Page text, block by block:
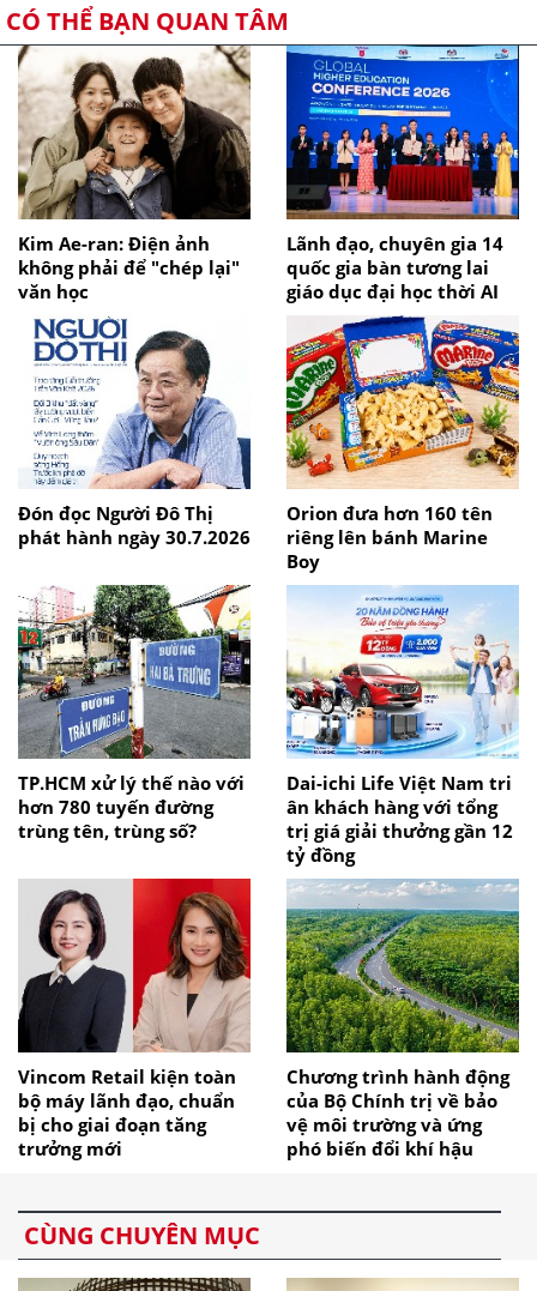
CÓ THỂ BẠN QUAN TÂM
Kim Ae-ran: Điện ảnh
không phải để "chép lại"
văn học
Lãnh đạo, chuyên gia 14
quốc gia bàn tương lai
giáo dục đại học thời AI
Đón đọc Người Đô Thị
phát hành ngày 30.7.2026
Orion đưa hơn 160 tên
riêng lên bánh Marine
Boy
TP.HCM xử lý thế nào với
hơn 780 tuyến đường
trùng tên, trùng số?
Dai-ichi Life Việt Nam tri
ân khách hàng với tổng
trị giá giải thưởng gần 12
tỷ đồng
Vincom Retail kiện toàn
bộ máy lãnh đạo, chuẩn
bị cho giai đoạn tăng
trưởng mới
Chương trình hành động
của Bộ Chính trị về bảo
vệ môi trường và ứng
phó biến đổi khí hậu
CÙNG CHUYÊN MỤC